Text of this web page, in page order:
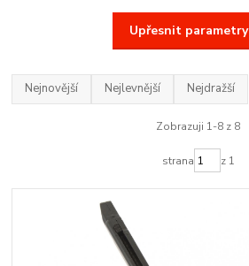
Upřesnit parametry
Nejnovější Nejlevnější Nejdražší
Zobrazuji 1-8 z 8
strana z 1